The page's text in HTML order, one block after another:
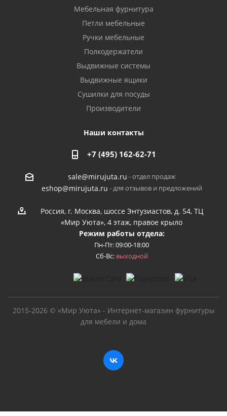
Мебельная фурнитура
Петли мебельные
Ручки мебельные
Полкодержатели
Выдвижные системы
Выдвижные ящики
Сушилки для посуды
Производители
Наши контакты
+7 (495) 162-62-71
sale@mirujuta.ru - отдел продаж
eshop@mirujuta.ru - для отзывов и предложений
Россия, г. Москва, шоссе Энтузиастов, д. 54, ТЦ
«Мир Уюта», 4 этаж, правое крыло
Режим работы отдела:
Пн-Пт: 09:00-18:00
Сб-Вс: выходной
2015-2026 © «Мир Уюта» - Интернет-магазин фурнитуры
для мебели и дома